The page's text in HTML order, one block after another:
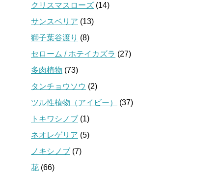
クリスマスローズ (14)
サンスベリア (13)
獅子葉谷渡り (8)
セローム / ホテイカズラ (27)
多肉植物 (73)
タンチョウソウ (2)
ツル性植物（アイビー）
(37)
トキワシノブ (1)
ネオレゲリア (5)
ノキシノブ (7)
花 (66)